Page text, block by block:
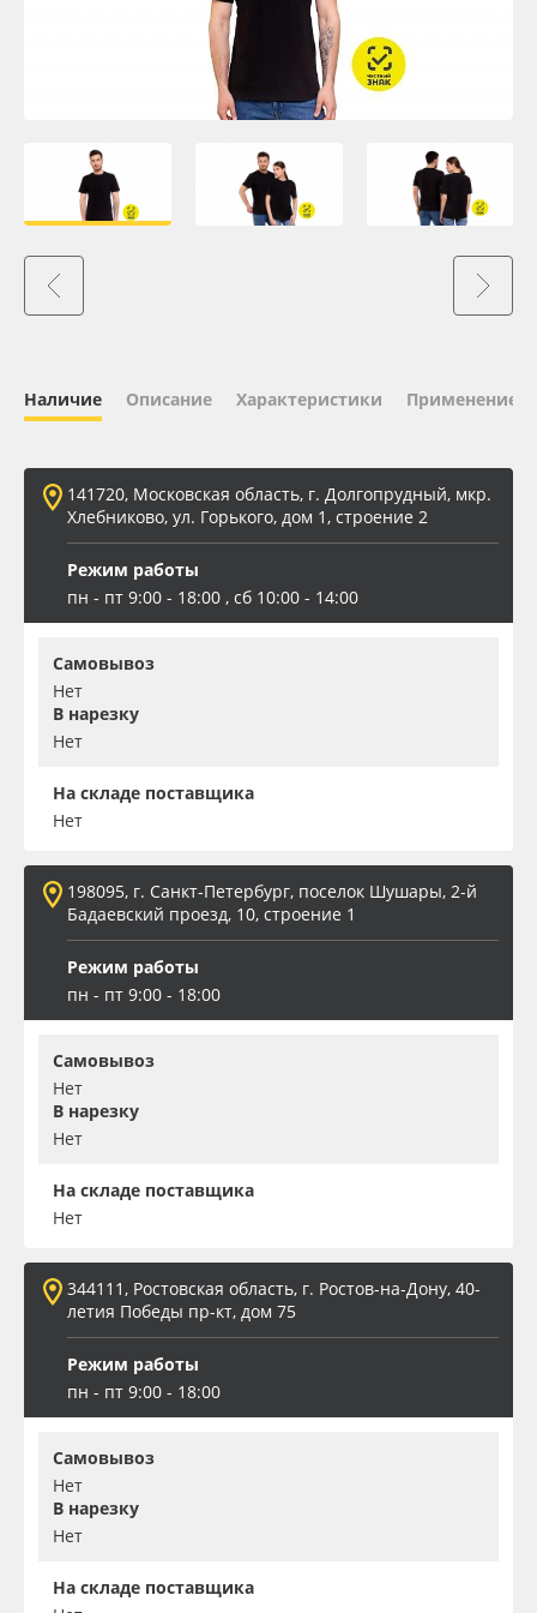
Плёнка монтажная Oratape
ПЭТ листовой
ПЭТ бэклит
Баннер
Заготовки для сувениров
Наличие Описание Характеристики Применение
141720, Московская область, г. Долгопрудный, мкр.
Хлебниково, ул. Горького, дом 1, строение 2
Режим работы
пн - пт 9:00 - 18:00 , сб 10:00 - 14:00
Самовывоз
Нет
В нарезку
Нет
На складе поставщика
Нет
198095, г. Санкт-Петербург, поселок Шушары, 2-й
Бадаевский проезд, 10, строение 1
Режим работы
пн - пт 9:00 - 18:00
Самовывоз
Нет
В нарезку
Нет
На складе поставщика
Нет
344111, Ростовская область, г. Ростов-на-Дону, 40-
летия Победы пр-кт, дом 75
Режим работы
пн - пт 9:00 - 18:00
Самовывоз
Нет
В нарезку
Нет
На складе поставщика